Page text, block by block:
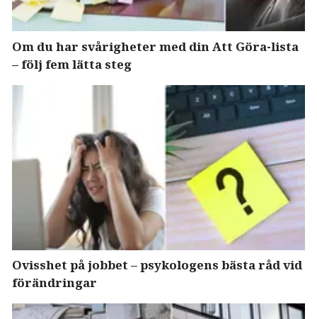
Om du har svårigheter med din Att Göra-lista
– följ fem lätta steg
Ovisshet på jobbet – psykologens bästa råd vid
förändringar